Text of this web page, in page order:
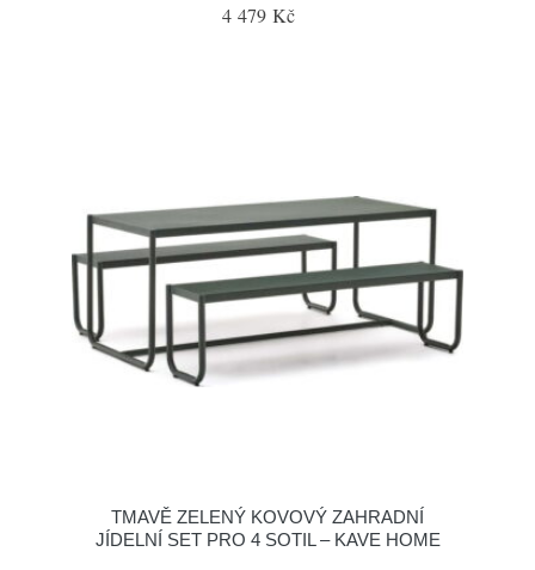
4 479 Kč
TMAVĚ ZELENÝ KOVOVÝ ZAHRADNÍ
JÍDELNÍ SET PRO 4 SOTIL – KAVE HOME